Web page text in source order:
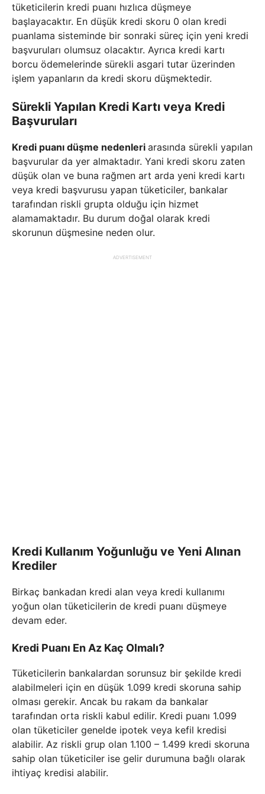
tüketicilerin kredi puanı hızlıca düşmeye
başlayacaktır. En düşük kredi skoru 0 olan kredi
puanlama sisteminde bir sonraki süreç için yeni kredi
başvuruları olumsuz olacaktır. Ayrıca kredi kartı
borcu ödemelerinde sürekli asgari tutar üzerinden
işlem yapanların da kredi skoru düşmektedir.
Sürekli Yapılan Kredi Kartı veya Kredi
Başvuruları
Kredi puanı düşme nedenleri arasında sürekli yapılan
başvurular da yer almaktadır. Yani kredi skoru zaten
düşük olan ve buna rağmen art arda yeni kredi kartı
veya kredi başvurusu yapan tüketiciler, bankalar
tarafından riskli grupta olduğu için hizmet
alamamaktadır. Bu durum doğal olarak kredi
skorunun düşmesine neden olur.
ADVERTISEMENT
Kredi Kullanım Yoğunluğu ve Yeni Alınan
Krediler
Birkaç bankadan kredi alan veya kredi kullanımı
yoğun olan tüketicilerin de kredi puanı düşmeye
devam eder.
Kredi Puanı En Az Kaç Olmalı?
Tüketicilerin bankalardan sorunsuz bir şekilde kredi
alabilmeleri için en düşük 1.099 kredi skoruna sahip
olması gerekir. Ancak bu rakam da bankalar
tarafından orta riskli kabul edilir. Kredi puanı 1.099
olan tüketiciler genelde ipotek veya kefil kredisi
alabilir. Az riskli grup olan 1.100 – 1.499 kredi skoruna
sahip olan tüketiciler ise gelir durumuna bağlı olarak
ihtiyaç kredisi alabilir.